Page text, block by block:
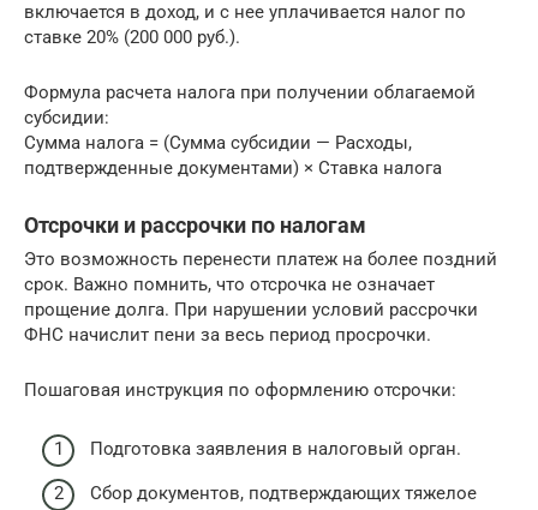
включается в доход, и с нее уплачивается налог по
ставке 20% (200 000 руб.).
Формула расчета налога при получении облагаемой
субсидии:
Сумма налога = (Сумма субсидии — Расходы,
подтвержденные документами) × Ставка налога
Отсрочки и рассрочки по налогам
Это возможность перенести платеж на более поздний
срок. Важно помнить, что отсрочка не означает
прощение долга. При нарушении условий рассрочки
ФНС начислит пени за весь период просрочки.
Пошаговая инструкция по оформлению отсрочки:
Подготовка заявления в налоговый орган.
Сбор документов, подтверждающих тяжелое